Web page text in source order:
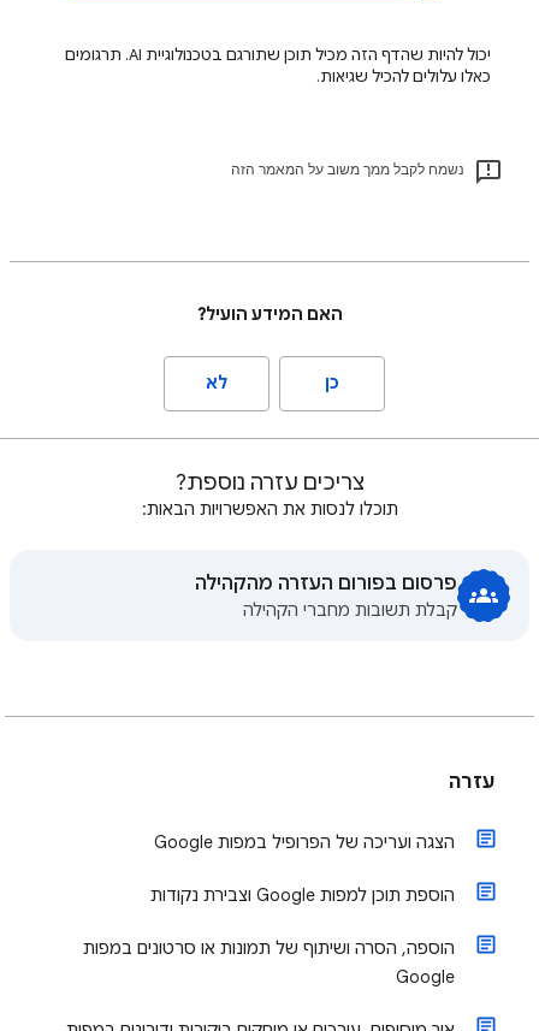
יכול להיות שהדף הזה מכיל תוכן שתורגם בטכנולוגיית AI. תרגומים
כאלו עלולים להכיל שגיאות.
נשמח לקבל ממך משוב על המאמר הזה
האם המידע הועיל?
כן לא
צריכים עזרה נוספת?
תוכלו לנסות את האפשרויות הבאות:
פרסום בפורום העזרה מהקהילה
קבלת תשובות מחברי הקהילה
עזרה
הצגה ועריכה של הפרופיל במפות Google
הוספת תוכן למפות Google וצבירת נקודות
הוספה, הסרה ושיתוף של תמונות או סרטונים במפות
Google